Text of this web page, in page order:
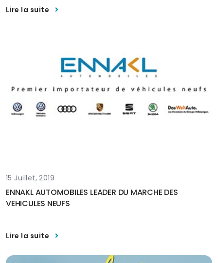
Lire la suite
15 Juillet, 2019
ENNAKL AUTOMOBILES LEADER DU MARCHE DES
VEHICULES NEUFS
Lire la suite